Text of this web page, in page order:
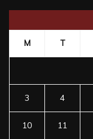
M T
3 4
10 11